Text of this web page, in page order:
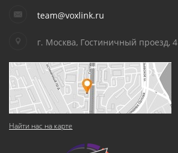
team@voxlink.ru
г. Москва, Гостиничный проезд, 4
Найти нас на карте